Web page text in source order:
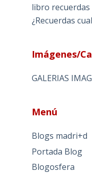
libro recuerdas
¿Recuerdas
Imágenes/
GALERIAS
Menú
Blogs madri+d
Portada Blog
Blogosfera